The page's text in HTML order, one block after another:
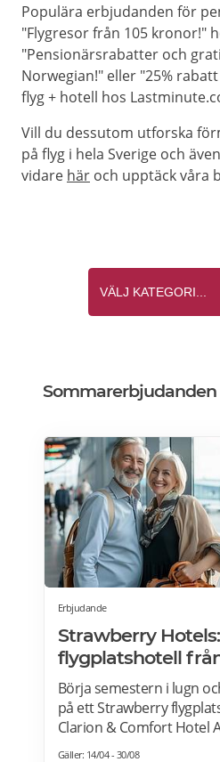
Populära erbjudanden för
"Flygresor från 105 kronor!"
"Pensionärsrabatter och
Norwegian!" eller "25%
flyg + hotell hos
Vill du dessutom utforska
på flyg i hela Sverige och
vidare här och upptäck våra
Sommarerbjudanden
Erbjudande
Strawberry
flygplatshotell
Börja semestern i lugn
på ett Strawberry
Clarion & Comfort Hotel
du gångavstånd till
Gäller: 14/04 - 30/08